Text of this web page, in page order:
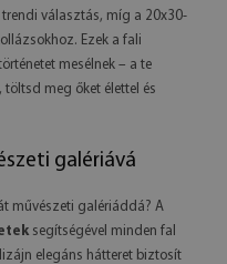
választás, míg a 20x30-
Ezek a fali
mesélnek – a te
meg őket élettel és
galériává
művészeti galériáddá? A
segítségével minden fal
elegáns hátteret biztosít